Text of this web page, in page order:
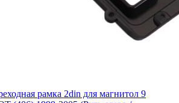
рамка 2din для магнитол 9